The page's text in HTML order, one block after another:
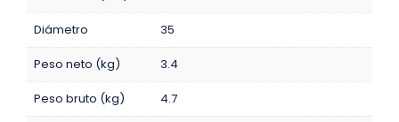
Diámetro 35
Peso neto (kg) 3.4
Peso bruto (kg)
4.7